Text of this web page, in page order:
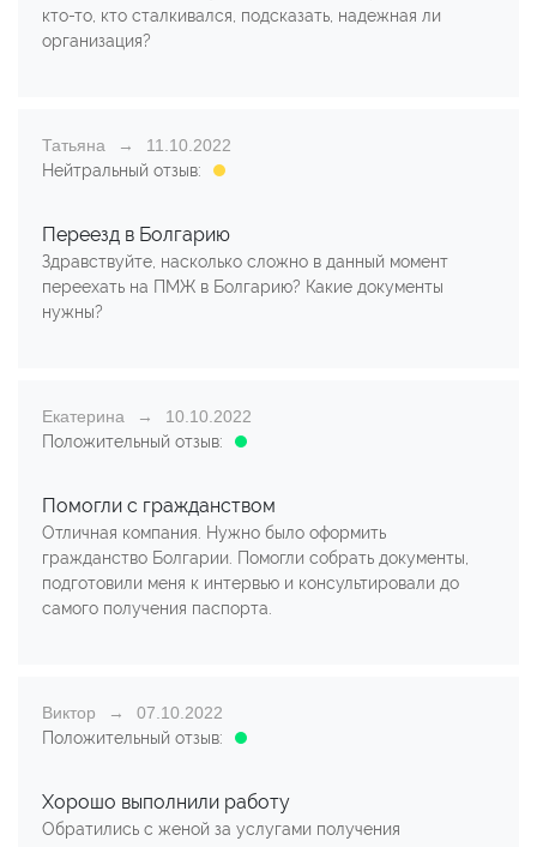
кто-то, кто сталкивался, подсказать, надежная ли
организация?
Татьяна
11.10.2022
Нейтральный отзыв:
Переезд в Болгарию
Здравствуйте, насколько сложно в данный момент
переехать на ПМЖ в Болгарию? Какие документы
нужны?
Екатерина
10.10.2022
Положительный отзыв:
Помогли с гражданством
Отличная компания. Нужно было оформить
гражданство Болгарии. Помогли собрать документы,
подготовили меня к интервью и консультировали до
самого получения паспорта.
Виктор
07.10.2022
Положительный отзыв:
Хорошо выполнили работу
Обратились с женой за услугами получения